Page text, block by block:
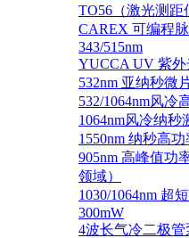
TO56（激光测距
CAREX 可编程
343/515nm
YUCCA UV 紫外
532nm 亚纳秒微
532/1064nm风冷
1064nm风冷纳秒
1550nm 纳秒高
905nm 高峰值功
领域）
1030/1064nm 超
300mW
4波长气冷二极管